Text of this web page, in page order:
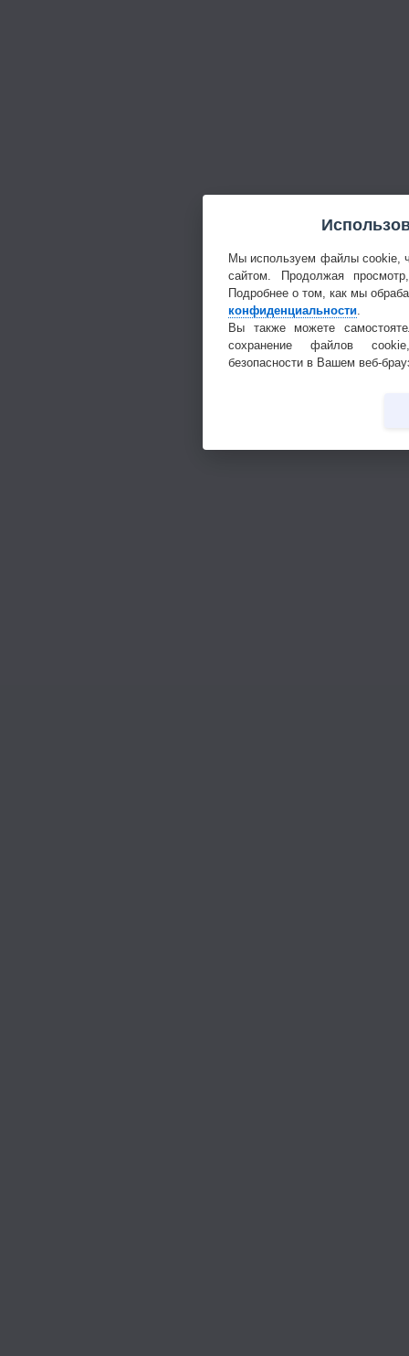
Мы используем файлы cookie,
сайтом. Продолжая
Подробнее о том, как мы
конфиденциальности
Вы также можете
сохранение файлов
безопасности в Вашем веб-